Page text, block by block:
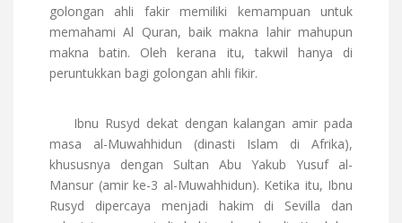
golongan ahli fakir memiliki kemampuan untuk
memahami Al Quran, baik makna lahir mahupun
makna batin. Oleh kerana itu, takwil hanya di
peruntukkan bagi golongan ahli fikir.
Ibnu Rusyd dekat dengan kalangan amir pada
masa al-Muwahhidun (dinasti Islam di Afrika),
khususnya dengan Sultan Abu Yakub Yusuf al-
Mansur (amir ke-3 al-Muwahhidun). Ketika itu, Ibnu
Rusyd dipercaya menjadi hakim di Sevilla dan